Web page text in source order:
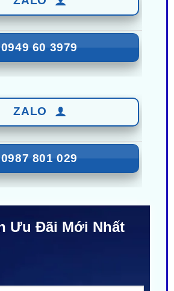
0949 60 3979
0987 801 029